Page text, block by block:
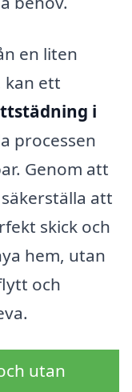
en liten
kan ett
i
processen
Genom att
att
skick och
hem, utan
och
utan